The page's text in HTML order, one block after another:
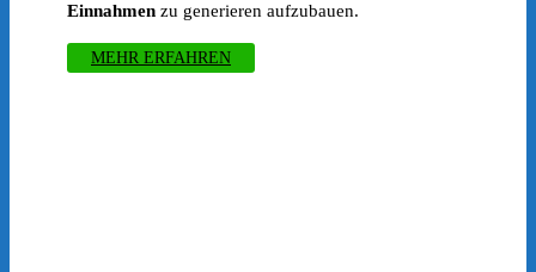
Einnahmen zu generieren aufzubauen.
MEHR ERFAHREN